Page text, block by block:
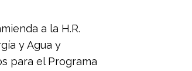
a la H.R.
y Agua y
para el Programa